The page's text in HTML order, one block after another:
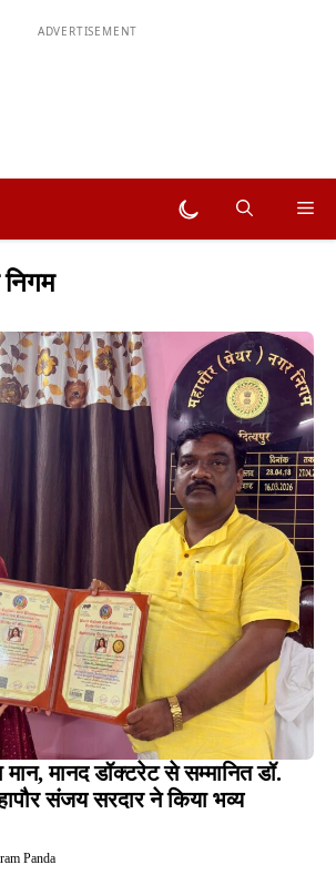
ADVERTISEMENT
Dark mode
मानद डॉक्टरेट से सम्मानित डॉ.
संजय सरदार ने किया भव्य
Panda